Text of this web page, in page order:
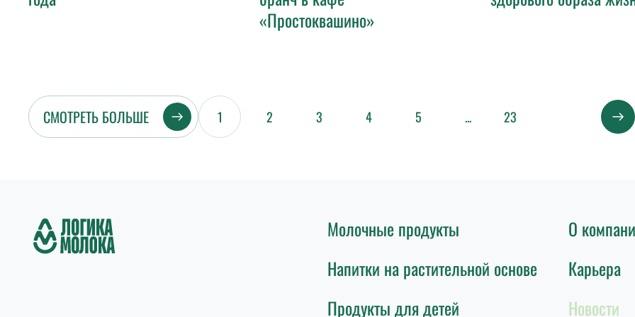
«Простоквашино»
СМОТРЕТЬ БОЛЬШЕ 1 2 3 4 5 ... 23
Молочные продукты
Напитки на растительной основе
Продукты для детей
О
Карьера
Новости